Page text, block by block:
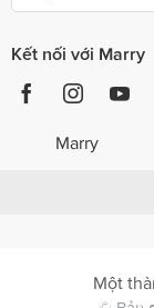
Kết nối với Marry
Marry
Một